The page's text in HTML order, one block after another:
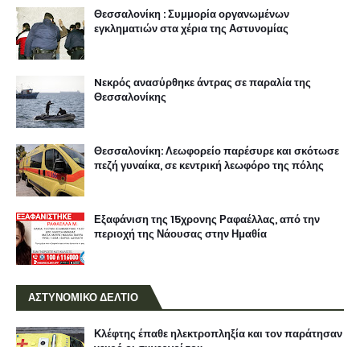
Θεσσαλονίκη : Συμμορία οργανωμένων
εγκληματιών στα χέρια της Αστυνομίας
Nεκρός ανασύρθηκε άντρας σε παραλία της
Θεσσαλονίκης
Θεσσαλονίκη: Λεωφορείο παρέσυρε και σκότωσε
πεζή γυναίκα, σε κεντρική λεωφόρο της πόλης
Εξαφάνιση της 15χρονης Ραφαέλλας, από την
περιοχή της Νάουσας στην Ημαθία
ΑΣΤΥΝΟΜΙΚΟ ΔΕΛΤΙΟ
Κλέφτης έπαθε ηλεκτροπληξία και τον παράτησαν